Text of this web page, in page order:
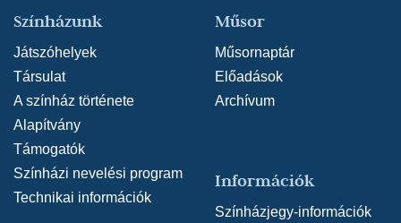
Színházunk
Játszóhelyek
Társulat
A színház története
Alapítvány
Támogatók
Színházi nevelési program
Technikai információk
Műsor
Műsornaptár
Előadások
Archívum
Információk
Színházjegy-információk